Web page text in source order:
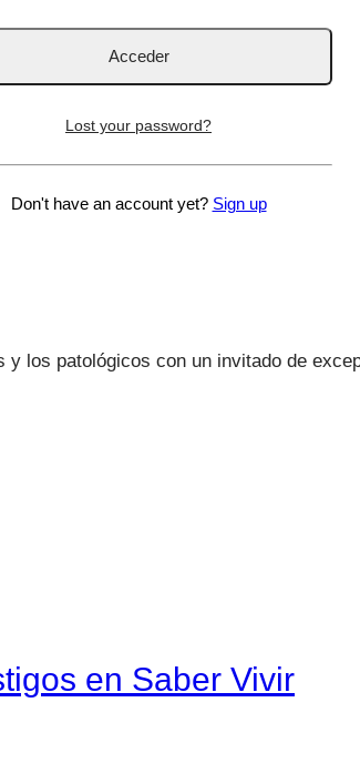
los patológicos con un invitado de
en Saber Vivir
Lost your password?
Don't have an account yet? Sign up